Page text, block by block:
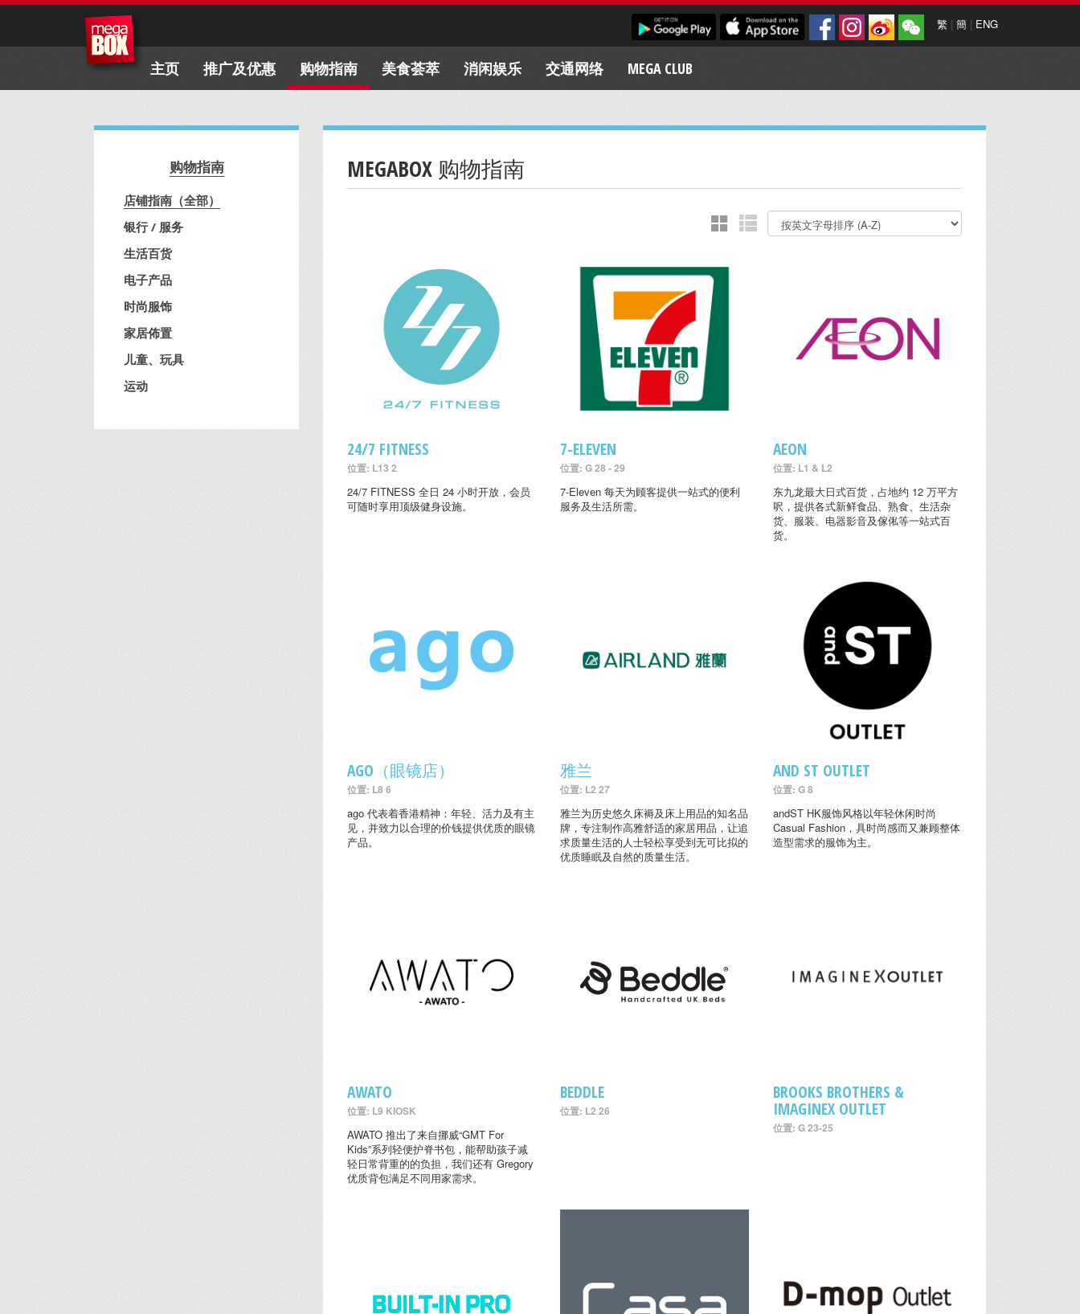
繁 | 簡 | ENG
主页 推广及优惠 购物指南 美食荟萃 消闲娱乐 交通网络 MEGA CLUB
购物指南
店铺指南（全部）
银行 / 服务
生活百货
电子产品
时尚服饰
家居佈置
儿童、玩具
运动
MEGABOX 购物指南
24/7 FITNESS
位置: L13 2
24/7 FITNESS 全日 24 小时开放，会员
可随时享用顶级健身设施。
7-ELEVEN
位置: G 28 - 29
7-Eleven 每天为顾客提供一站式的便利
服务及生活所需。
AEON
位置: L1 & L2
东九龙最大日式百货，占地约 12 万平方
呎，提供各式新鲜食品、熟食、生活杂
货、服装、电器影音及傢俬等一站式百
货。
AGO（眼镜店）
位置: L8 6
ago 代表着香港精神：年轻、活力及有主
见，并致力以合理的价钱提供优质的眼镜
产品。
雅兰
位置: L2 27
雅兰为历史悠久床褥及床上用品的知名品
牌，专注制作高雅舒适的家居用品，让追
求质量生活的人士轻松享受到无可比拟的
优质睡眠及自然的质量生活。
AND ST OUTLET
位置: G 8
andST HK服饰风格以年轻休闲时尚
Casual Fashion，具时尚感而又兼顾整体
造型需求的服饰为主。
AWATO
位置: L9 KIOSK
AWATO 推出了来自挪威“GMT For
Kids”系列轻便护脊书包，能帮助孩子减
轻日常背重的的负担，我们还有 Gregory
优质背包满足不同用家需求。
BEDDLE
位置: L2 26
BROOKS BROTHERS &
IMAGINEX OUTLET
位置: G 23-25